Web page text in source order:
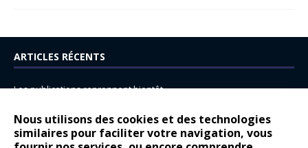
Nous utilisons des cookies et des technologies
similaires pour faciliter votre navigation, vous
ARTICLES RÉCENTS
Les publications reprennent bientôt…
14 juillet : nouveau film de marque pour Citroën